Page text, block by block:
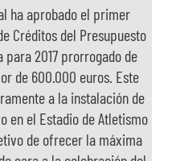
600.000
PAVIMENTO
DE ATLETISMO
MÁLAGA
ha aprobado el primer
Créditos del Presupuesto
para 2017 prorrogado de
de 600.000 euros. Este
a la instalación de
en el Estadio de Atletismo
de ofrecer la máxima